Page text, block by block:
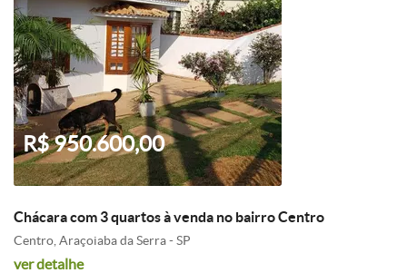
R$ 950.600,00
Chácara com 3 quartos à venda no bairro Centro
Centro, Araçoiaba da Serra - SP
ver detalhe